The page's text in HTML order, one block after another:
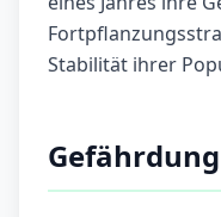
Stabilität ihrer
Gefährdung